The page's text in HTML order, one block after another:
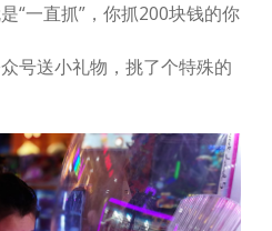
“一直抓”，你抓200块钱的你
送小礼物，挑了个特殊的